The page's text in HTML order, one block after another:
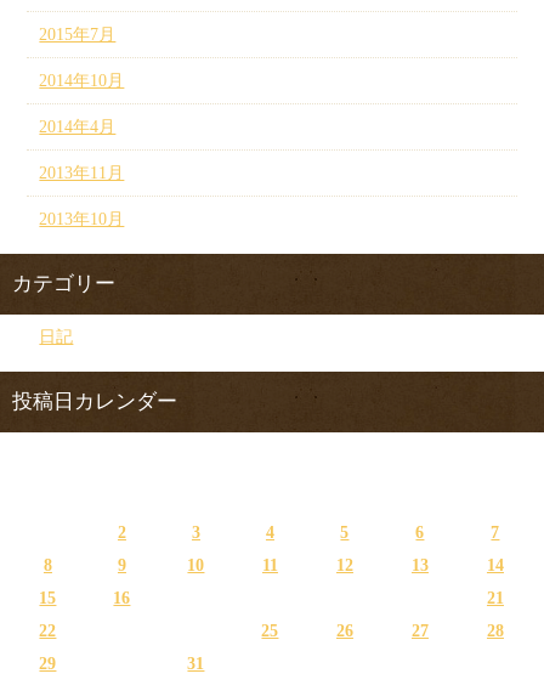
2015年7月
2014年10月
2014年4月
2013年11月
2013年10月
カテゴリー
日記
投稿日カレンダー
2 3 4 5 6
7
8
9 10 11 12 13
14
15
16
21
22
25 26 27
28
29
31